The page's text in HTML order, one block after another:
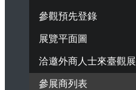
參觀預先登錄
展覽平面圖
洽邀外商人士來臺觀展
參展商列表